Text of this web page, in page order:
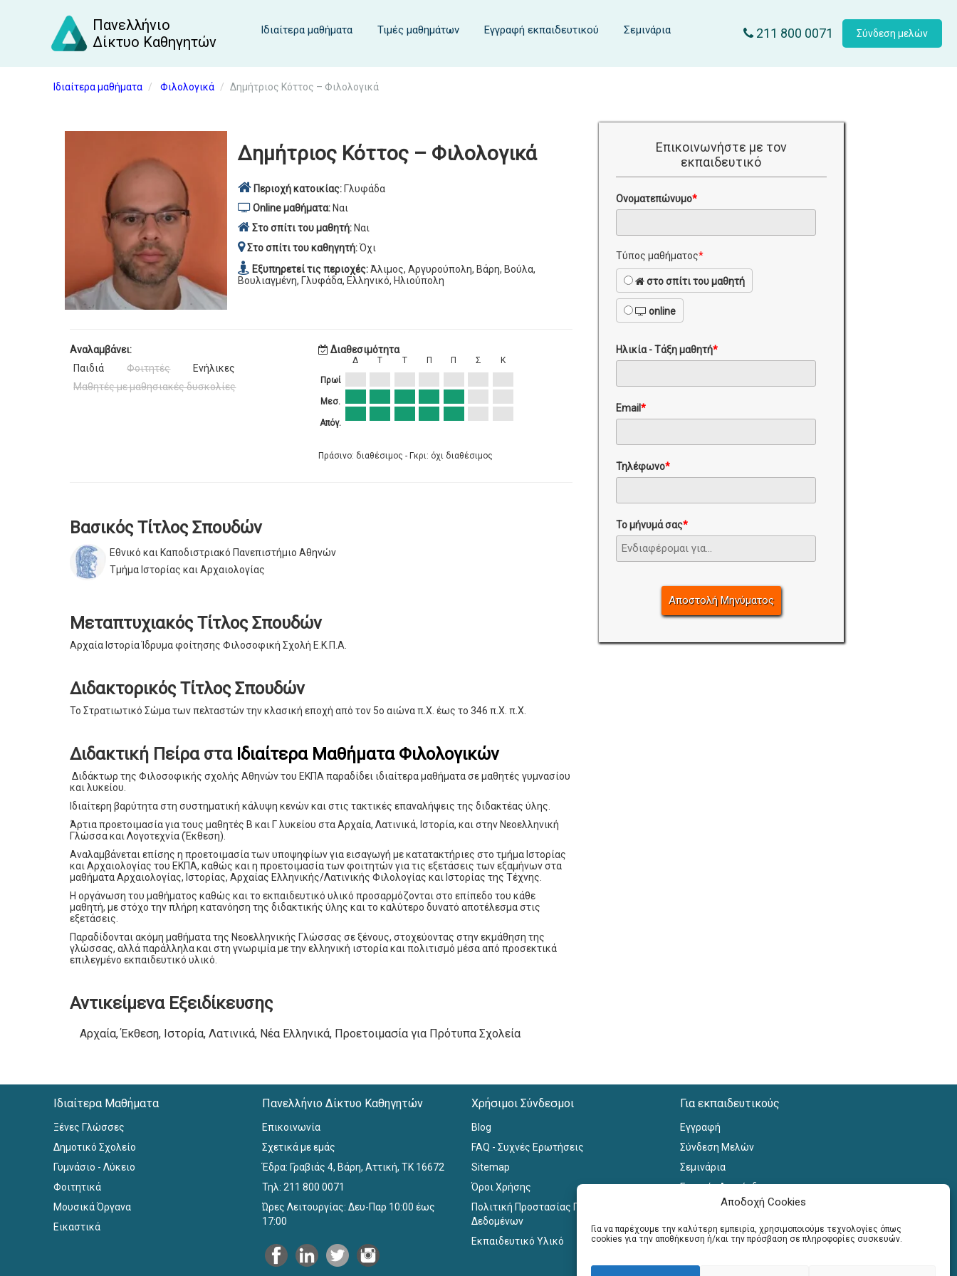
Αποδοχή Cookies
Για να παρέχουμε την καλύτερη εμπειρία, χρησιμοποιούμε τεχνολογίες όπως
cookies για την αποθήκευση ή/και την πρόσβαση σε πληροφορίες συσκευών.
Πανελλήνιο
Δίκτυο Καθηγητών
Ιδιαίτερα μαθήματα Τιμές μαθημάτων Εγγραφή εκπαιδευτικού Σεμινάρια 211 800 0071 Σύνδεση μελών
Ιδιαίτερα μαθήματα Φιλολογικά Δημήτριος Κόττος – Φιλολογικά
Δημήτριος Κόττος – Φιλολογικά
Περιοχή κατοικίας: Γλυφάδα
Online μαθήματα:Ναι
Στο σπίτι του μαθητή:Ναι
Στο σπίτι του καθηγητή:Όχι
Εξυπηρετεί τις περιοχές:Άλιμος, Αργυρούπολη, Βάρη, Βούλα,
Βουλιαγμένη, Γλυφάδα, Ελληνικό, Ηλιούπολη
Αναλαμβάνει:
Παιδιά
Φοιτητές
Ενήλικες
Μαθητές με μαθησιακές δυσκολίες
Διαθεσιμότητα
Πρωί
Μεσ.
Απόγ.
Δ Τ Τ Π Π Σ Κ
Πράσινο: διαθέσιμος - Γκρι: όχι διαθέσιμος
Βασικός Τίτλος Σπουδών
Εθνικό και Καποδιστριακό Πανεπιστήμιο Αθηνών
Τμήμα Ιστορίας και Αρχαιολογίας
Μεταπτυχιακός Τίτλος Σπουδών
Αρχαία Ιστορία Ίδρυμα φοίτησης Φιλοσοφική Σχολή Ε.Κ.Π.Α.
Διδακτορικός Τίτλος Σπουδών
Το Στρατιωτικό Σώμα των πελταστών την κλασική εποχή από τον 5ο αιώνα π.Χ. έως το 346 π.Χ. π.Χ.
Διδακτική Πείρα στα Ιδιαίτερα Μαθήματα Φιλολογικών
Διδάκτωρ της Φιλοσοφικής σχολής Αθηνών του EΚΠΑ παραδίδει ιδιαίτερα μαθήματα σε μαθητές γυμνασίου
και λυκείου.
Ιδιαίτερη βαρύτητα στη συστηματική κάλυψη κενών και στις τακτικές επαναλήψεις της διδακτέας ύλης.
Άρτια προετοιμασία για τους μαθητές Β και Γ λυκείου στα Αρχαία, Λατινικά, Ιστορία, και στην Νεοελληνική
Γλώσσα και Λογοτεχνία (Έκθεση).
Αναλαμβάνεται επίσης η προετοιμασία των υποψηφίων για εισαγωγή με κατατακτήριες στο τμήμα Ιστορίας
και Αρχαιολογίας του ΕΚΠΑ, καθώς και η προετοιμασία των φοιτητών για τις εξετάσεις των εξαμήνων στα
μαθήματα Αρχαιολογίας, Ιστορίας, Αρχαίας Ελληνικής/Λατινικής Φιλολογίας και Ιστορίας της Τέχνης.
Η οργάνωση του μαθήματος καθώς και το εκπαιδευτικό υλικό προσαρμόζονται στο επίπεδο του κάθε
μαθητή, με στόχο την πλήρη κατανόηση της διδακτικής ύλης και το καλύτερο δυνατό αποτέλεσμα στις
εξετάσεις.
Παραδίδονται ακόμη μαθήματα της Νεοελληνικής Γλώσσας σε ξένους, στοχεύοντας στην εκμάθηση της
γλώσσας, αλλά παράλληλα και στη γνωριμία με την ελληνική ιστορία και πολιτισμό μέσα από προσεκτικά
επιλεγμένο εκπαιδευτικό υλικό.
Αντικείμενα Εξειδίκευσης
Αρχαία, Έκθεση, Ιστορία, Λατινικά, Νέα Ελληνικά, Προετοιμασία για Πρότυπα Σχολεία
Επικοινωνήστε με τον
εκπαιδευτικό
Ονοματεπώνυμο*
Τύπος μαθήματος*
στο σπίτι του μαθητή
online
Ηλικία - Τάξη μαθητή*
Email*
Τηλέφωνο*
Το μήνυμά σας*
Ιδιαίτερα Μαθήματα
Ξένες Γλώσσες
Δημοτικό Σχολείο
Γυμνάσιο - Λύκειο
Φοιτητικά
Μουσικά Όργανα
Εικαστικά
Πανελλήνιο Δίκτυο Καθηγητών
Επικοινωνία
Σχετικά με εμάς
Έδρα: Γραβιάς 4, Βάρη, Αττική, ΤΚ 16672
Τηλ: 211 800 0071
Ώρες Λειτουργίας: Δευ-Παρ 10:00 έως
17:00
Χρήσιμοι Σύνδεσμοι
Blog
FAQ - Συχνές Ερωτήσεις
Sitemap
Όροι Χρήσης
Πολιτική Προστασίας Προσωπικών
Δεδομένων
Εκπαιδευτικό Υλικό
Για εκπαιδευτικούς
Εγγραφή
Σύνδεση Μελών
Σεμινάρια
Γραφείο Διασύνδεσης